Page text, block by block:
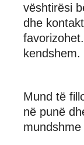
vështirësi
dhe
kendshem.
Mund të
në punë